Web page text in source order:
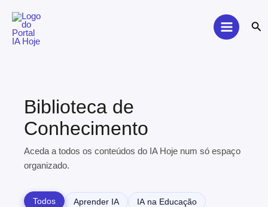
content
Biblioteca de
Conhecimento
Aceda a todos os conteúdos do IA Hoje num só espaço
organizado.
Todos Aprender IA
IA na Educação